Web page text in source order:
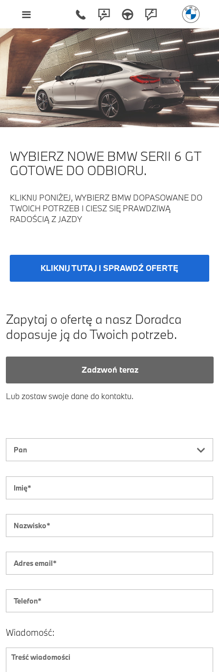
WYBIERZ NOWE BMW SERII 6 GT
GOTOWE DO ODBIORU.
KLIKNIJ PONIŻEJ, WYBIERZ BMW DOPASOWANE DO
TWOICH POTRZEB I CIESZ SIĘ PRAWDZIWĄ
RADOŚCIĄ Z JAZDY
KLIKNIJ TUTAJ I SPRAWDŹ OFERTĘ
Zapytaj o ofertę a nasz Doradca
dopasuje ją do Twoich potrzeb.
Zadzwoń teraz
Lub zostaw swoje dane do kontaktu.
Wiadomość: